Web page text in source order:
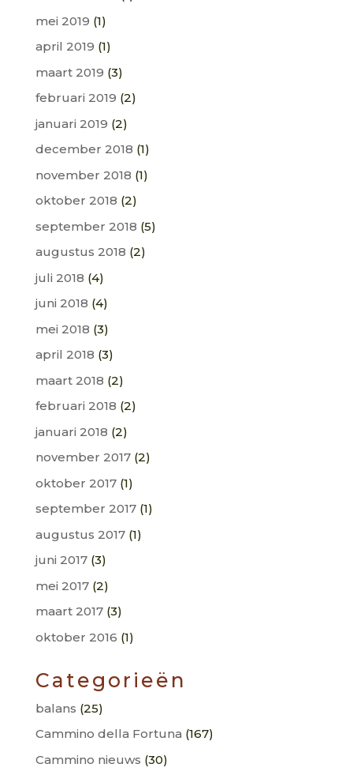
mei 2019 (1)
april 2019 (1)
maart 2019 (3)
februari 2019 (2)
januari 2019 (2)
december 2018 (1)
november 2018 (1)
oktober 2018 (2)
september 2018 (5)
augustus 2018 (2)
juli 2018 (4)
juni 2018 (4)
mei 2018 (3)
april 2018 (3)
maart 2018 (2)
februari 2018 (2)
januari 2018 (2)
november 2017(2)
oktober 2017(1)
september 2017(1)
augustus 2017(1)
juni 2017(3)
mei 2017(2)
maart 2017(3)
oktober 2016 (1)
Categorieën
balans (25)
Cammino della Fortuna (167)
Cammino nieuws (30)